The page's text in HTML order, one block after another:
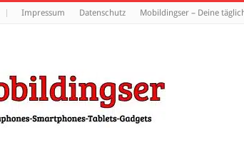
Impressum Datenschutz Mobildingser – Deine